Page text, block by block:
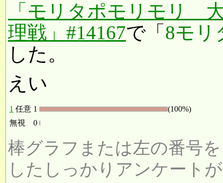
「モリタポモリモリ
理戦」#14167で「 8モリ
した。
えい
1 任意 1
(100%)
無視
0
棒グラフまたは左の番号
したしっかりアンケート